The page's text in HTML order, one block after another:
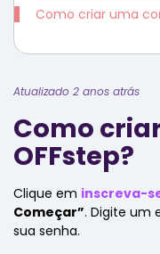
Como criar uma
Atualizado 2 anos atrás
Como
OFFstep?
Clique em inscreva-
Começar”. Digite um
sua senha.